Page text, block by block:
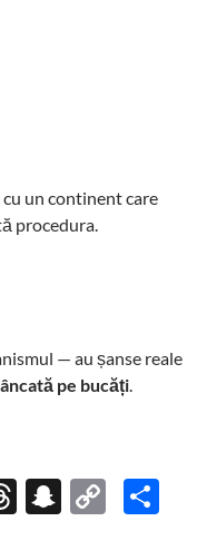
cu un continent care
procedura.
— au șanse reale
pe bucăți
T
S
C